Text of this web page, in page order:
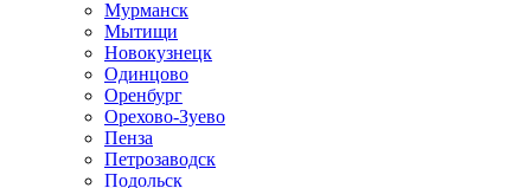
Мурманск
Мытищи
Новокузнецк
Одинцово
Оренбург
Орехово-Зуево
Пенза
Петрозаводск
Подольск